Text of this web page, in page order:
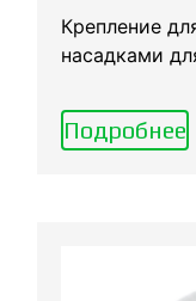
Крепление
насадками
Подробнее